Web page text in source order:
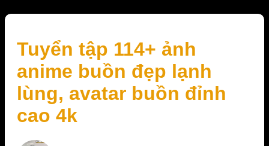
Tuyển tập 114+ ảnh
anime buồn đẹp lạnh
lùng, avatar buồn đỉnh
cao 4k